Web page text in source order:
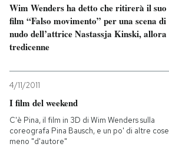
Wim Wenders ha detto che ritirerà il suo
film “Falso movimento” per una scena di
nudo dell’attrice Nastassja Kinski, allora
tredicenne
4/11/2011
I film del weekend
C'è Pina, il film in 3D di Wim Wenders sulla
coreografa Pina Bausch, e un po' di altre cose
meno "d'autore"